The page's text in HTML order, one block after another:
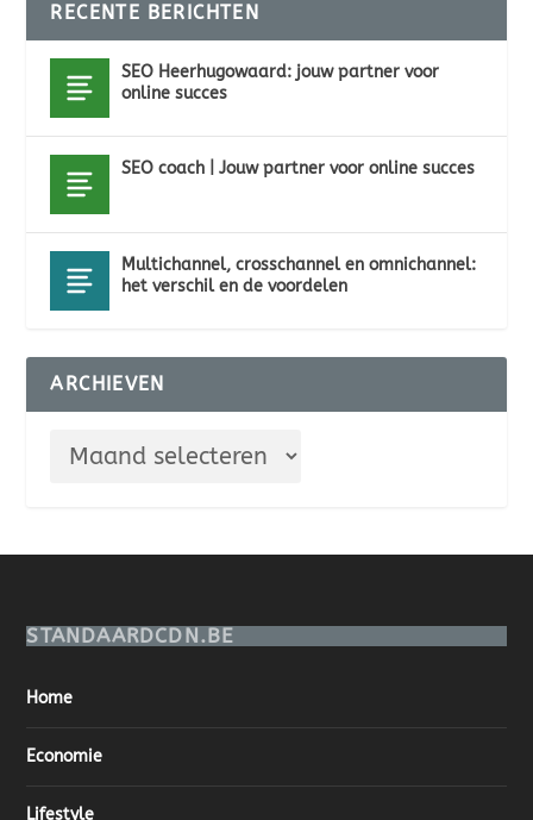
RECENTE BERICHTEN
SEO Heerhugowaard: jouw partner voor
online succes
SEO coach | Jouw partner voor online succes
Multichannel, crosschannel en omnichannel:
het verschil en de voordelen
ARCHIEVEN
STANDAARDCDN.BE
Home
Economie
Lifestyle